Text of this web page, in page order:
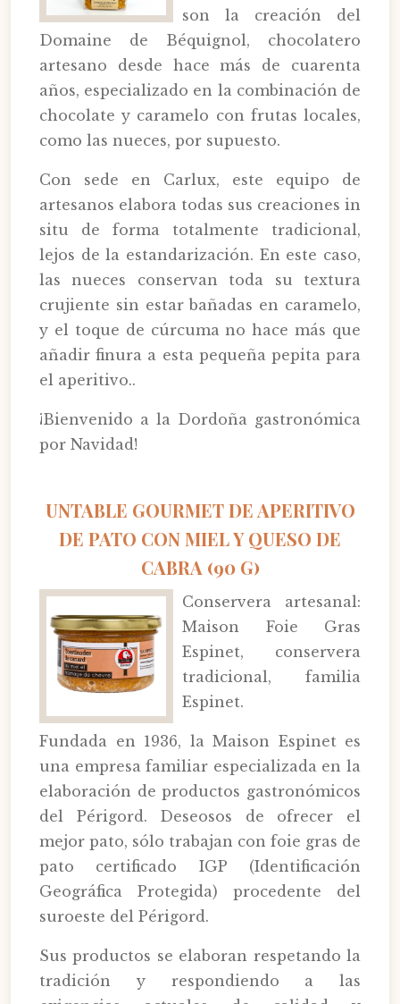
son la creación del
Domaine de Béquignol, chocolatero
artesano desde hace más de cuarenta
años, especializado en la combinación de
chocolate y caramelo con frutas locales,
como las nueces, por supuesto.
Con sede en Carlux, este equipo de
artesanos elabora todas sus creaciones in
situ de forma totalmente tradicional,
lejos de la estandarización. En este caso,
las nueces conservan toda su textura
crujiente sin estar bañadas en caramelo,
y el toque de cúrcuma no hace más que
añadir finura a esta pequeña pepita para
el aperitivo..
¡Bienvenido a la Dordoña gastronómica
por Navidad!
UNTABLE GOURMET DE APERITIVO
DE PATO CON MIEL Y QUESO DE
CABRA (90 G)
Conservera artesanal:
Maison Foie Gras
Espinet, conservera
tradicional, familia
Espinet.
Fundada en 1936, la Maison Espinet es
una empresa familiar especializada en la
elaboración de productos gastronómicos
del Périgord. Deseosos de ofrecer el
mejor pato, sólo trabajan con foie gras de
pato certificado IGP (Identificación
Geográfica Protegida) procedente del
suroeste del Périgord.
Sus productos se elaboran respetando la
tradición y respondiendo a las